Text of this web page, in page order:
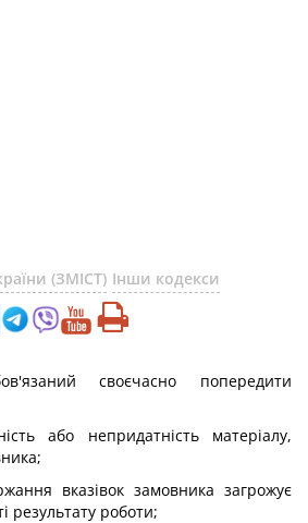
(ЗМІСТ) Інши кодекси
своєчасно попередити
або непридатність матеріалу,
вказівок замовника загрожує
результату роботи;